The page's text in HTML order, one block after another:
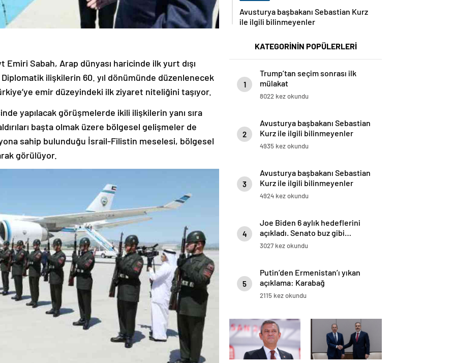
Emiri Sabah, Arap dünyası haricinde ilk yurt dışı
ilişkilerin 60. yıl dönümünde düzenlenecek
emir düzeyindeki ilk ziyaret niteliğini taşıyor.
yapılacak görüşmelerde ikili ilişkilerin yanı sıra
başta olmak üzere bölgesel gelişmeler de
sahip bulunduğu İsrail-Filistin meselesi, bölgesel
görülüyor.
Avusturya başbakanı Sebastian Kurz
ile ilgili bilinmeyenler
KATEGORİNİN POPÜLERLERİ
1
Trump’tan seçim sonrası ilk
mülakat
8022 kez okundu
2
Avusturya başbakanı Sebastian
Kurz ile ilgili bilinmeyenler
4935 kez okundu
3
Avusturya başbakanı Sebastian
Kurz ile ilgili bilinmeyenler
4924 kez okundu
4
Joe Biden 6 aylık hedeflerini
açıkladı. Senato buz gibi…
3027 kez okundu
5
Putin’den Ermenistan’ı yıkan
açıklama: Karabağ
Azerbaycan’ın ayrılmaz bir
2115 kez okundu